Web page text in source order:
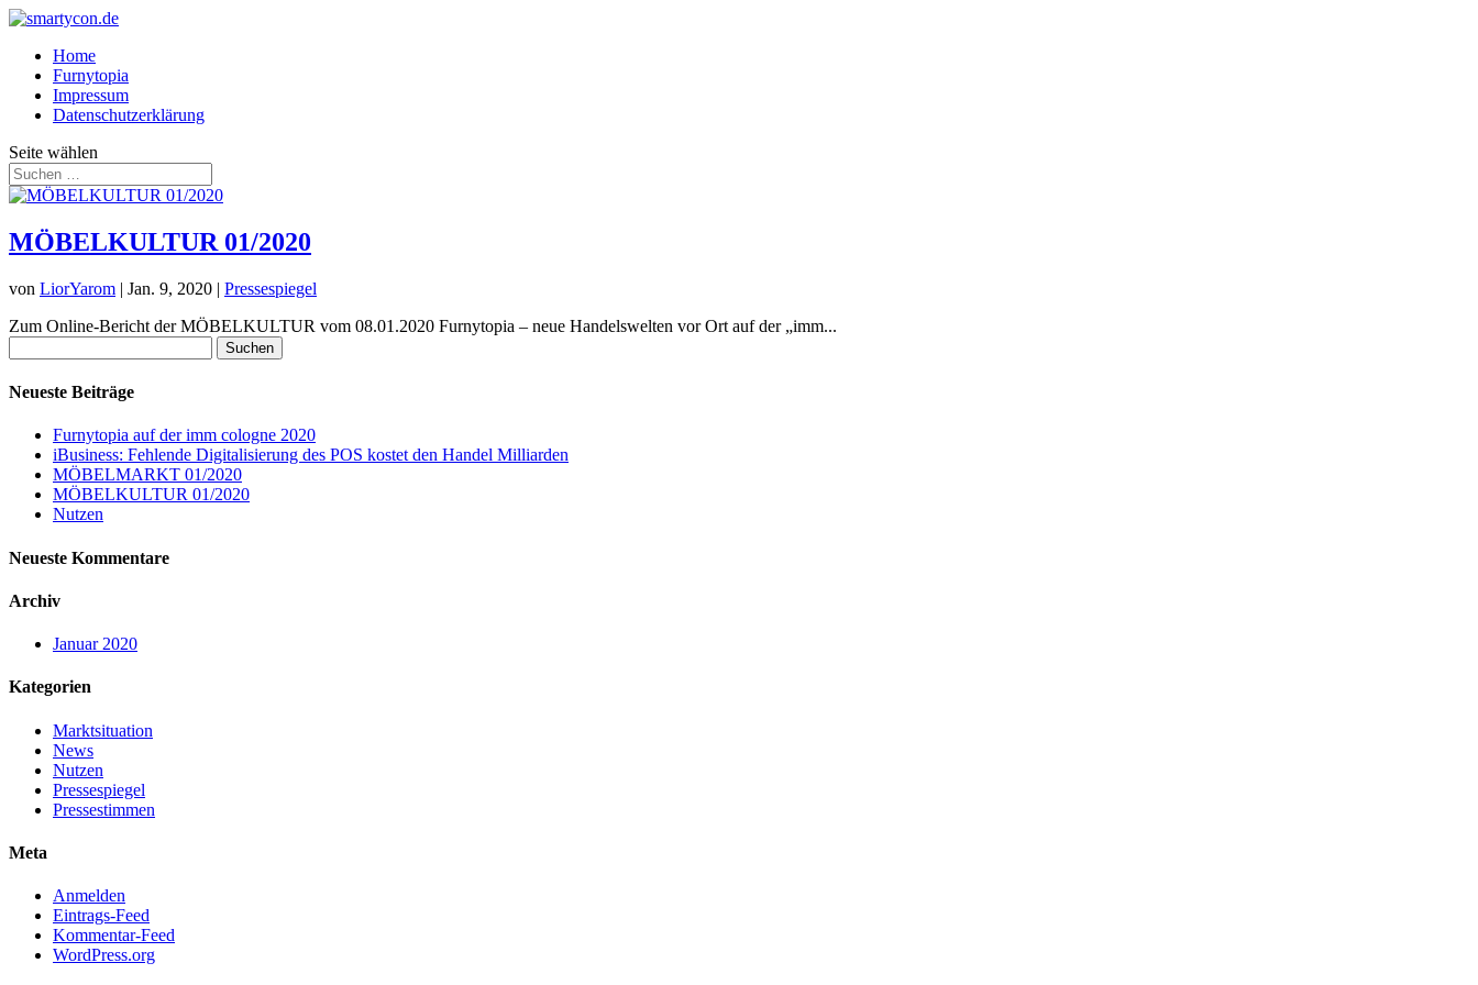
Home
Furnytopia
Impressum
Datenschutzerklärung
Seite wählen
MÖBELKULTUR 01/2020
von LiorYarom | Jan. 9, 2020 | Pressespiegel
Zum Online-Bericht der MÖBELKULTUR vom 08.01.2020 Furnytopia – neue Handelswelten vor Ort auf der „imm...
nach:
Neueste Beiträge
Furnytopia auf der imm cologne 2020
iBusiness: Fehlende Digitalisierung des POS kostet den Handel Milliarden
MÖBELMARKT 01/2020
MÖBELKULTUR 01/2020
Nutzen
Neueste Kommentare
Archiv
Januar 2020
Kategorien
Marktsituation
News
Nutzen
Pressespiegel
Pressestimmen
Meta
Anmelden
Eintrags-Feed
Kommentar-Feed
WordPress.org